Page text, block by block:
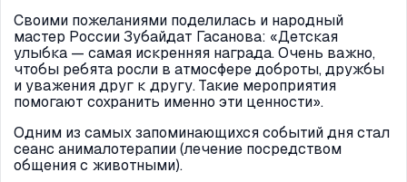
Своими пожеланиями поделилась и народный
мастер России Зубайдат Гасанова: «Детская
улыбка — самая искренняя награда. Очень важно,
чтобы ребята росли в атмосфере доброты, дружбы
и уважения друг к другу. Такие мероприятия
помогают сохранить именно эти ценности».
Одним из самых запоминающихся событий дня стал
сеанс анималотерапии (лечение посредством
общения с животными).